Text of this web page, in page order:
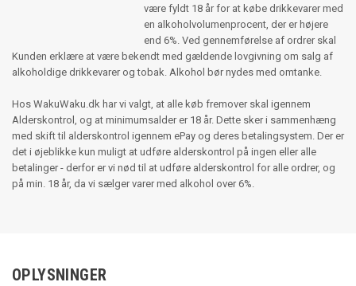
være fyldt 18 år for at købe drikkevarer med
en alkoholvolumenprocent, der er højere
end 6%. Ved gennemførelse af ordrer skal
Kunden erklære at være bekendt med gældende lovgivning om salg af
alkoholdige drikkevarer og tobak. Alkohol bør nydes med omtanke.
Hos WakuWaku.dk har vi valgt, at alle køb fremover skal igennem
Alderskontrol, og at minimumsalder er 18 år. Dette sker i sammenhæng
med skift til alderskontrol igennem ePay og deres betalingsystem. Der er
det i øjeblikke kun muligt at udføre alderskontrol på ingen eller alle
betalinger - derfor er vi nød til at udføre alderskontrol for alle ordrer, og
på min. 18 år, da vi sælger varer med alkohol over 6%.
OPLYSNINGER